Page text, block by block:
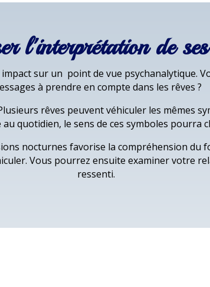
l'interprétation de ses
sur un point de vue psychanalytique.
à prendre en compte dans les rêves ?
rêves peuvent véhiculer les mêmes
au quotidien, le sens de ces symboles pourra
nocturnes favorise la compréhension du
Vous pourrez ensuite examiner votre
ressenti.